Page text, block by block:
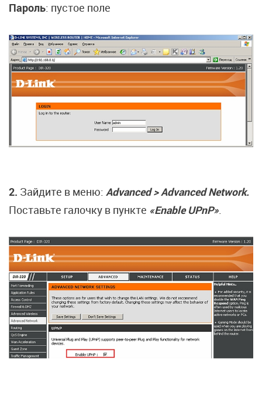
Пароль: пустое поле
2. Зайдите в меню: Advanced > Advanced Network.
Поставьте галочку в пункте «Enable UPnP»